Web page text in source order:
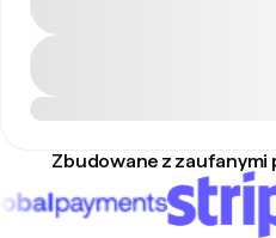
Zbudowane z